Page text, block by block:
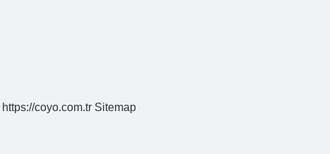
https://coyo.com.tr Sitemap